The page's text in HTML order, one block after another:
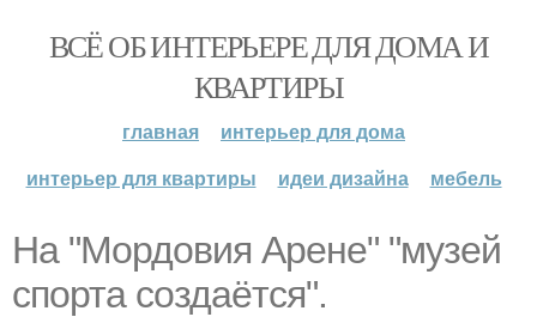
ВСЁ ОБ ИНТЕРЬЕРЕ ДЛЯ ДОМА И
КВАРТИРЫ
главная
интерьер для дома
интерьер для квартиры
идеи дизайна мебель
На "Мордовия Арене" "музей
спорта создаётся".